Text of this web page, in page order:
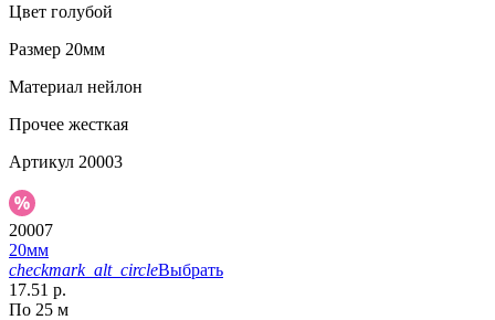
Цвет голубой
Размер 20мм
Материал нейлон
Прочее жесткая
Артикул 20003
20007
20мм
checkmark_alt_circleВыбрать
17.51 р.
По 25 м